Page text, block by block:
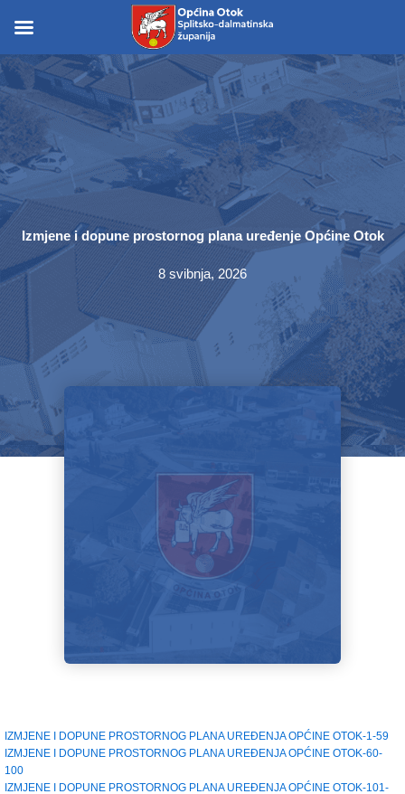
content
content
Izmjene i dopune prostornog plana uređenje Općine Otok
8 svibnja, 2026
IZMJENE I DOPUNE PROSTORNOG PLANA UREĐENJA OPĆINE OTOK-1-59
IZMJENE I DOPUNE PROSTORNOG PLANA UREĐENJA OPĆINE OTOK-60-
100
IZMJENE I DOPUNE PROSTORNOG PLANA UREĐENJA OPĆINE OTOK-101-